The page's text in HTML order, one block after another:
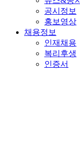
공시정보
홍보영상
채용정보
인재채용
복리후생
인증서